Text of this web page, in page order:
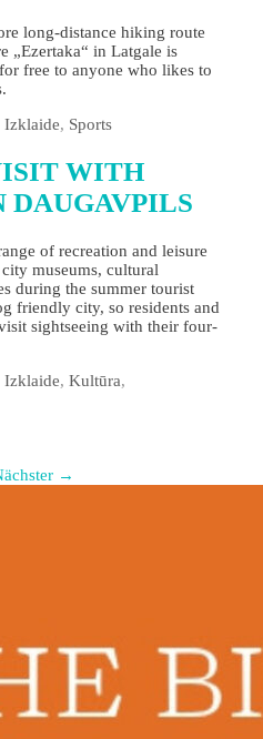
long-distance hiking route
„Ezertaka“ in Latgale is
free to anyone who likes to
Izklaide, Sports
WITH
DAUGAVPILS
of recreation and leisure
museums, cultural
during the summer tourist
friendly city, so residents and
sightseeing with their four-
Izklaide, Kultūra,
→